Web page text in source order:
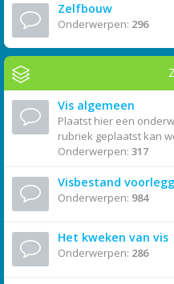
Zelfbouw
Onderwerpen: 296
Vis algemeen
Plaatst hier een
rubriek geplaatst kan
Onderwerpen: 317
Visbestand
Onderwerpen: 984
Het kweken van vis
Onderwerpen: 286